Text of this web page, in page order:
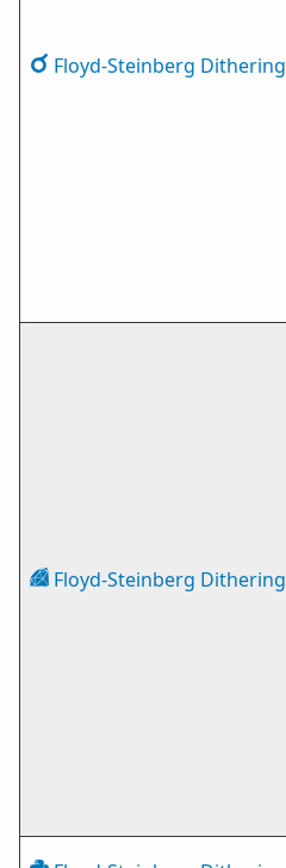
Floyd-Steinberg Dithering
Floyd-Steinberg Dithering